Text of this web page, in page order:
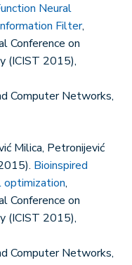
Neural
Filter,
Conference on
(ICIST 2015),
Computer Networks,
Milica, Petronijević
Bioinspired
optimization,
Conference on
(ICIST 2015),
Computer Networks,